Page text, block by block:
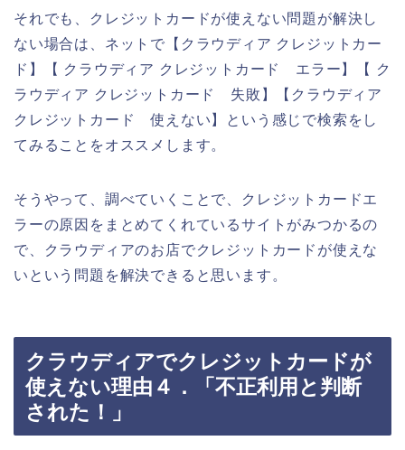
それでも、クレジットカードが使えない問題が解決し
ない場合は、ネットで【クラウディア クレジットカー
ド】【 クラウディア クレジットカード エラー】【 ク
ラウディア クレジットカード 失敗】【クラウディア
クレジットカード 使えない】という感じで検索をし
てみることをオススメします。
そうやって、調べていくことで、クレジットカードエ
ラーの原因をまとめてくれているサイトがみつかるの
で、クラウディアのお店でクレジットカードが使えな
いという問題を解決できると思います。
クラウディアでクレジットカードが
使えない理由４．「不正利用と判断
された！」